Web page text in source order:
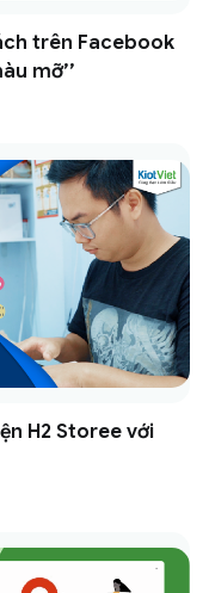
trên Facebook
mỡ’’
H2 Storee với